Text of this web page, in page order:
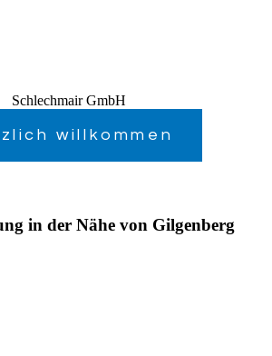
Schlechmair GmbH
willkommen
in der Nähe von Gilgenberg